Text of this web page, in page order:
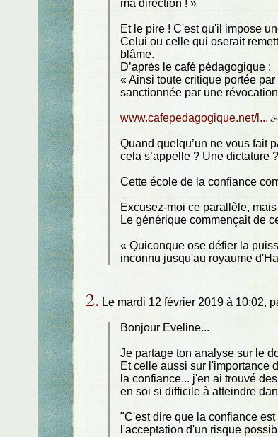
ma direction ! »
Et le pire ! C'est qu'il impose
Celui ou celle qui oserait
blâme.
D’après le café pédagogique :
« Ainsi toute critique portée
sanctionnée par une
www.cafepedagogique.net/l...
Quand quelqu’un ne vous fait
cela s’appelle ? Une dictature ?
Cette école de la confiance
Excusez-moi ce parallèle,
Le générique commençait de
« Quiconque ose défier la
inconnu jusqu'au royaume
2. Le mardi 12 février 2019 à 10:02,
Bonjour Eveline...
Je partage ton analyse sur le
Et celle aussi sur l'importance
la confiance... j'en ai trouvé
en soi si difficile à atteindre
"C'est dire que la confiance
l'acceptation d'un risque